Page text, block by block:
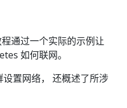
通过一个实际的示例让
如何联网。
置网络， 还概述了所涉